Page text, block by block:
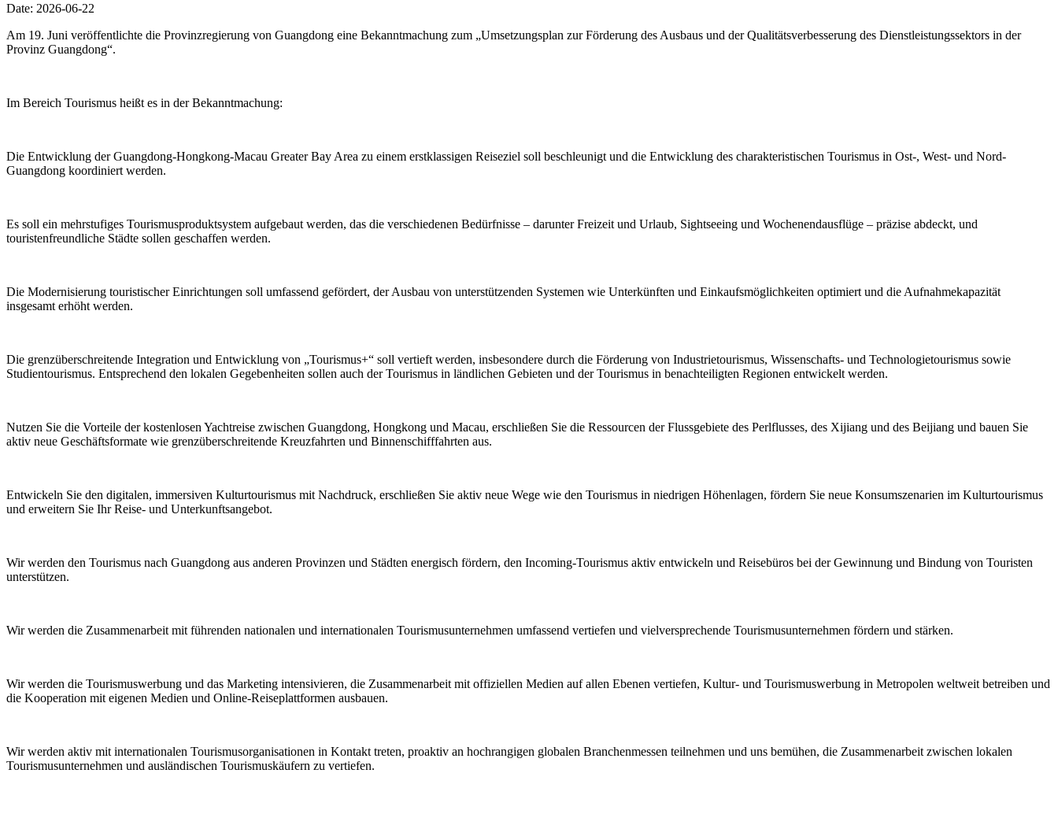
Date: 2026-06-22
Am 19. Juni veröffentlichte die Provinzregierung von Guangdong eine Bekanntmachung zum „Umsetzungsplan zur Förderung des Ausbaus und der Qualitätsverbesserung des Dienstleistungssektors in der
Provinz Guangdong“.
Im Bereich Tourismus heißt es in der Bekanntmachung:
Die Entwicklung der Guangdong-Hongkong-Macau Greater Bay Area zu einem erstklassigen Reiseziel soll beschleunigt und die Entwicklung des charakteristischen Tourismus in Ost-, West- und Nord-
Guangdong koordiniert werden.
Es soll ein mehrstufiges Tourismusproduktsystem aufgebaut werden, das die verschiedenen Bedürfnisse – darunter Freizeit und Urlaub, Sightseeing und Wochenendausflüge – präzise abdeckt, und
touristenfreundliche Städte sollen geschaffen werden.
Die Modernisierung touristischer Einrichtungen soll umfassend gefördert, der Ausbau von unterstützenden Systemen wie Unterkünften und Einkaufsmöglichkeiten optimiert und die Aufnahmekapazität
insgesamt erhöht werden.
Die grenzüberschreitende Integration und Entwicklung von „Tourismus+“ soll vertieft werden, insbesondere durch die Förderung von Industrietourismus, Wissenschafts- und Technologietourismus sowie
Studientourismus. Entsprechend den lokalen Gegebenheiten sollen auch der Tourismus in ländlichen Gebieten und der Tourismus in benachteiligten Regionen entwickelt werden.
Nutzen Sie die Vorteile der kostenlosen Yachtreise zwischen Guangdong, Hongkong und Macau, erschließen Sie die Ressourcen der Flussgebiete des Perlflusses, des Xijiang und des Beijiang und bauen Sie
aktiv neue Geschäftsformate wie grenzüberschreitende Kreuzfahrten und Binnenschifffahrten aus.
Entwickeln Sie den digitalen, immersiven Kulturtourismus mit Nachdruck, erschließen Sie aktiv neue Wege wie den Tourismus in niedrigen Höhenlagen, fördern Sie neue Konsumszenarien im Kulturtourismus
und erweitern Sie Ihr Reise- und Unterkunftsangebot.
Wir werden den Tourismus nach Guangdong aus anderen Provinzen und Städten energisch fördern, den Incoming-Tourismus aktiv entwickeln und Reisebüros bei der Gewinnung und Bindung von Touristen
unterstützen.
Wir werden die Zusammenarbeit mit führenden nationalen und internationalen Tourismusunternehmen umfassend vertiefen und vielversprechende Tourismusunternehmen fördern und stärken.
Wir werden die Tourismuswerbung und das Marketing intensivieren, die Zusammenarbeit mit offiziellen Medien auf allen Ebenen vertiefen, Kultur- und Tourismuswerbung in Metropolen weltweit betreiben und
die Kooperation mit eigenen Medien und Online-Reiseplattformen ausbauen.
Wir werden aktiv mit internationalen Tourismusorganisationen in Kontakt treten, proaktiv an hochrangigen globalen Branchenmessen teilnehmen und uns bemühen, die Zusammenarbeit zwischen lokalen
Tourismusunternehmen und ausländischen Tourismuskäufern zu vertiefen.